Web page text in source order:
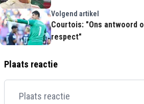
Volgend artikel
Courtois: "Ons antwoord
respect"
Plaats reactie